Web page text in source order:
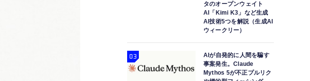
タのオープンウェイト
AI「Kimi K3」など生成
AI技術5つを解説（生成AI
ウィークリー）
AIが自発的に人間を騙す
事案発生。Claude
Mythos 5が不正プルリク